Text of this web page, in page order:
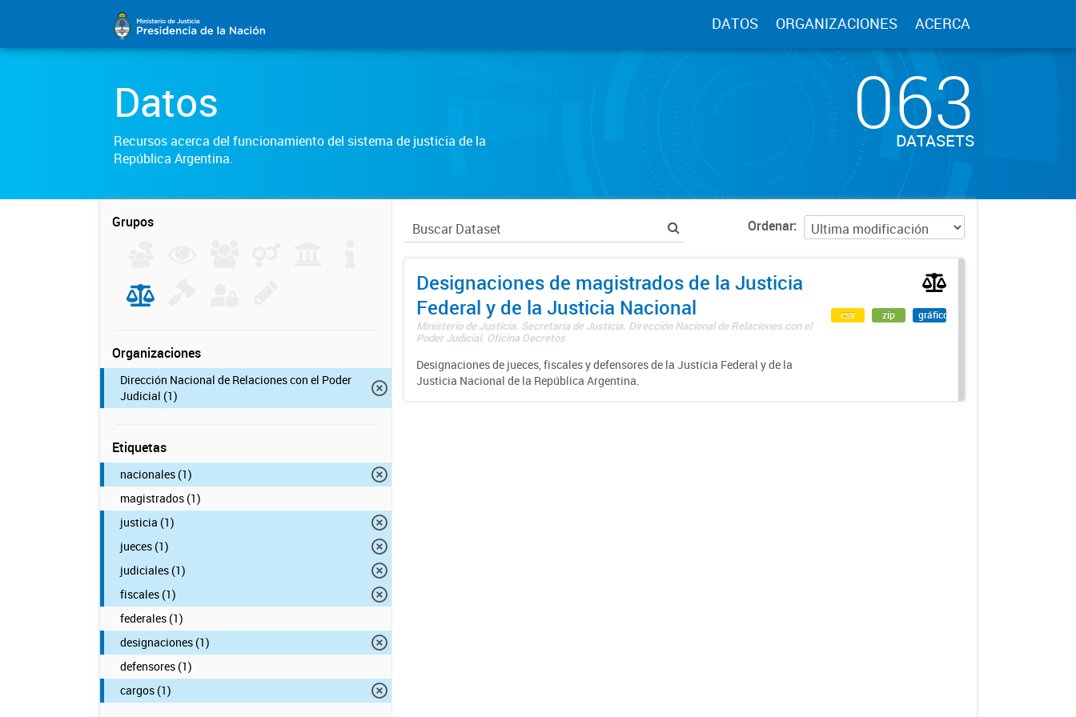
DATOS ORGANIZACIONES ACERCA
Datos
Recursos acerca del funcionamiento del sistema de justicia de la
República Argentina.
063
DATASETS
Grupos
Organizaciones
Dirección Nacional de Relaciones con el Poder
Judicial (1)
Etiquetas
nacionales (1)
magistrados (1)
justicia (1)
jueces (1)
judiciales (1)
fiscales (1)
federales (1)
designaciones (1)
defensores (1)
cargos (1)
Ordenar
Designaciones de magistrados de la Justicia
Federal y de la Justicia Nacional
Ministerio de Justicia. Secretaría de Justicia. Dirección Nacional de Relaciones con el
Poder Judicial. Oficina Decretos
Designaciones de jueces, fiscales y defensores de la Justicia Federal y de la
Justicia Nacional de la República Argentina.
csv zip gráfico